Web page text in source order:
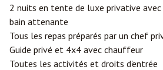
2 nuits en tente de luxe privative
bain attenante
Tous les repas préparés par un chef
Guide privé et 4x4 avec chauffeur
Toutes les activités et droits d'entrée